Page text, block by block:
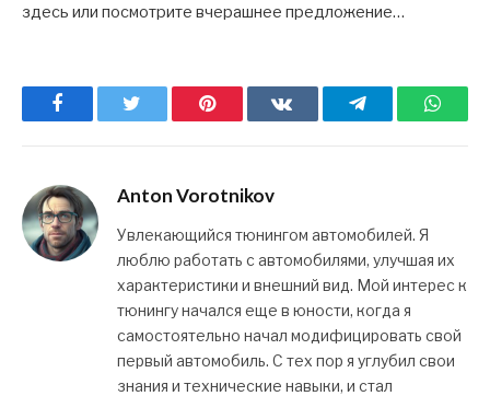
здесь или посмотрите вчерашнее предложение…
Facebook Pinterest ВКонтактеTelegram
Anton Vorotnikov
Увлекающийся тюнингом автомобилей. Я
люблю работать с автомобилями, улучшая их
характеристики и внешний вид. Мой интерес к
тюнингу начался еще в юности, когда я
самостоятельно начал модифицировать свой
первый автомобиль. С тех пор я углубил свои
знания и технические навыки, и стал